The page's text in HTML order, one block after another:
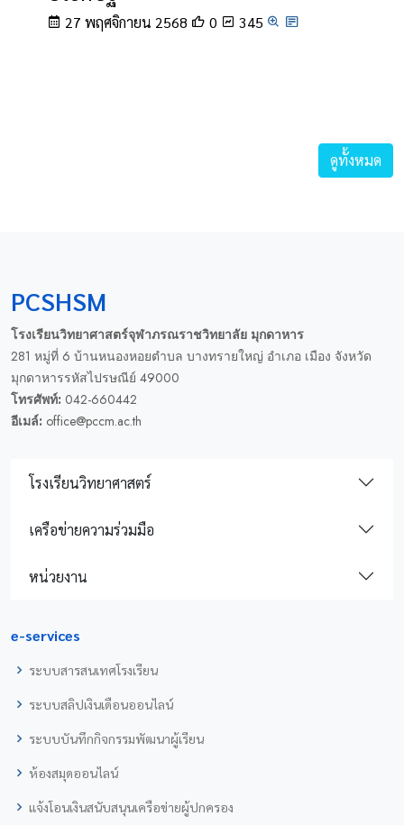
27 พฤศจิกายน 2568 0 345
ดูทั้งหมด
PCSHSM
โรงเรียนวิทยาศาสตร์จุฬาภรณราชวิทยาลัย มุกดาหาร
281 หมู่ที่ 6 บ้านหนองหอยตำบล บางทรายใหญ่ อำเภอ เมือง จังหวัด
มุกดาหารรหัสไปรษณีย์ 49000
โทรศัพท์: 042-660442
อีเมล์: office@pccm.ac.th
โรงเรียนวิทยาศาสตร์
เครือข่ายความร่วมมือ
หน่วยงาน
e-services
ระบบสารสนเทศโรงเรียน
ระบบสลิปเงินเดือนออนไลน์
ระบบบันทึกกิจกรรมพัฒนาผู้เรียน
ห้องสมุดออนไลน์
แจ้งโอนเงินสนับสนุนเครือข่ายผู้ปกครอง